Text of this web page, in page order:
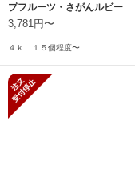
プフルーツ・さがんルビー
3,781円〜
４ｋ １５個程度〜